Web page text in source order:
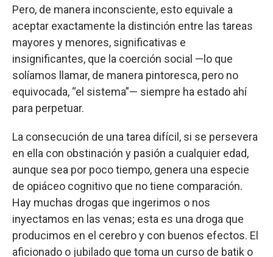
Pero, de manera inconsciente, esto equivale a
aceptar exactamente la distinción entre las tareas
mayores y menores, significativas e
insignificantes, que la coerción social —lo que
solíamos llamar, de manera pintoresca, pero no
equivocada, “el sistema”— siempre ha estado ahí
para perpetuar.
La consecución de una tarea difícil, si se persevera
en ella con obstinación y pasión a cualquier edad,
aunque sea por poco tiempo, genera una especie
de opiáceo cognitivo que no tiene comparación.
Hay muchas drogas que ingerimos o nos
inyectamos en las venas; esta es una droga que
producimos en el cerebro y con buenos efectos. El
aficionado o jubilado que toma un curso de batik o